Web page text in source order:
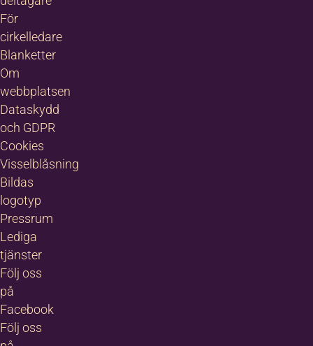
För
cirkelledare
Blanketter
Om
webbplatsen
Dataskydd
och GDPR
Cookies
Visselblåsning
Bildas
logotyp
Pressrum
Lediga
tjänster
Följ oss
på
Facebook
Följ oss